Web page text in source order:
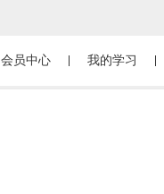
我的学习
会员中心